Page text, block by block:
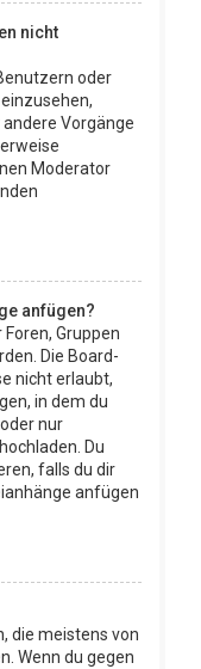
nicht
oder
Vorgänge
Moderator
anfügen?
Gruppen
Die Board-
nicht erlaubt,
in dem du
nur
Du
falls du dir
anfügen
die meistens von
Wenn du gegen